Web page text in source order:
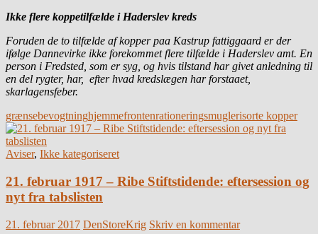
Ikke flere koppetilfælde i Haderslev kreds
Foruden de to tilfælde af kopper paa Kastrup fattiggaard er der
ifølge Dannevirke ikke forekommet flere tilfælde i Haderslev amt. En
person i Fredsted, som er syg, og hvis tilstand har givet anledning til
en del rygter, har, efter hvad kredslægen har forstaaet,
skarlagensfeber.
grænsebevogtninghjemmefrontenrationeringsmuglerisorte kopper
Aviser, Ikke kategoriseret
21. februar 1917 – Ribe Stiftstidende: eftersession og
nyt fra tabslisten
21. februar 2017 DenStoreKrig Skriv en kommentar